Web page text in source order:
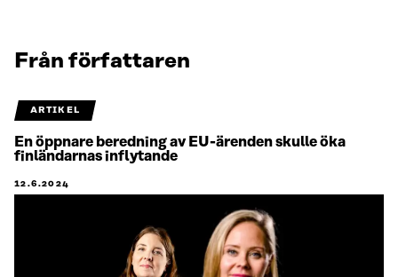
Från författaren
ARTIKEL
En öppnare beredning av EU-ärenden skulle öka
finländarnas inflytande
12.6.2024